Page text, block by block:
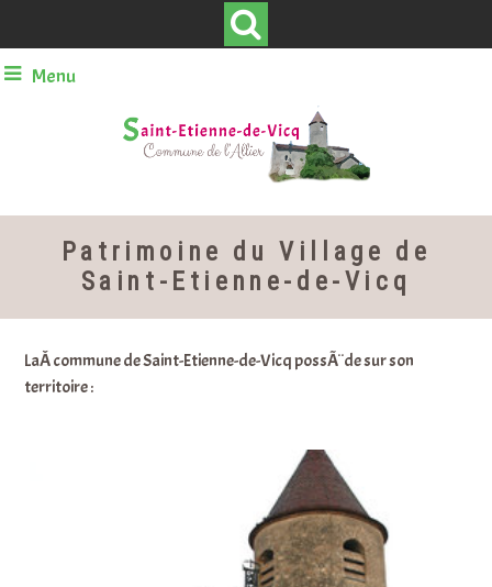
Menu
Patrimoine du Village de
Saint-Etienne-de-Vicq
LaÂ commune de Saint-Etienne-de-Vicq possÃ¨de sur son
territoire :